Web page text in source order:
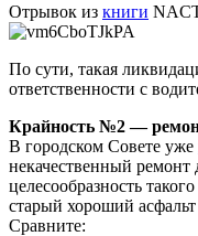
Отрывок из книги
По сути, такая
ответственности с
Крайность №2 —
В городском Совете уже
некачественный ремонт
целесообразность
старый хороший
Сравните: